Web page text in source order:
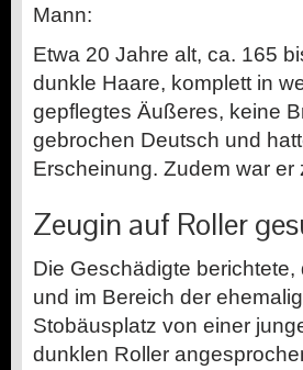
Mann:
Etwa 20 Jahre alt, ca. 165
dunkle Haare, komplett in
gepflegtes Äußeres, keine
gebrochen Deutsch und
Erscheinung. Zudem war er
Zeugin auf Roller
Die Geschädigte
und im Bereich der
Stobäusplatz von einer
dunklen Roller